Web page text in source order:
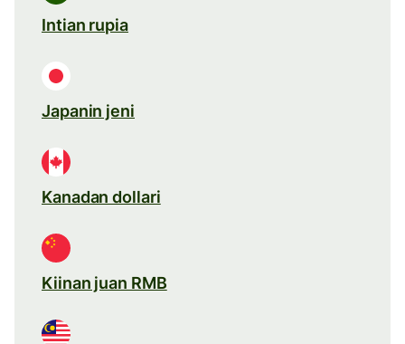
Intian rupia
Japanin jeni
Kanadan dollari
Kiinan juan RMB